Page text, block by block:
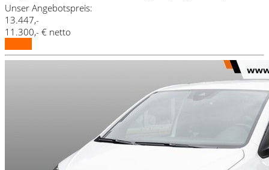
Unser Angebotspreis:
13.447,-
11.300,- € netto